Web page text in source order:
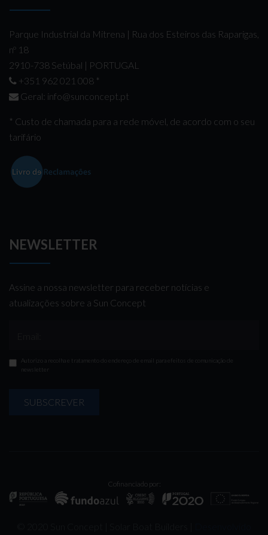
Parque Industrial da Mitrena | Rua dos Esteiros das Raparigas,
nº 18
2910-738 Setúbal | PORTUGAL
+351 962 021 008 *
Geral: info@sunconcept.pt
* Custo de chamada para a rede móvel, de acordo com o seu
tarifário
NEWSLETTER
Assine a nossa newsletter para receber notícias e
atualizações sobre a Sun Concept
Autorizo a recolha e tratamento do endereço de email para efeitos de comunicação de
newsletter
SUBSCREVER
Cofinanciado por: